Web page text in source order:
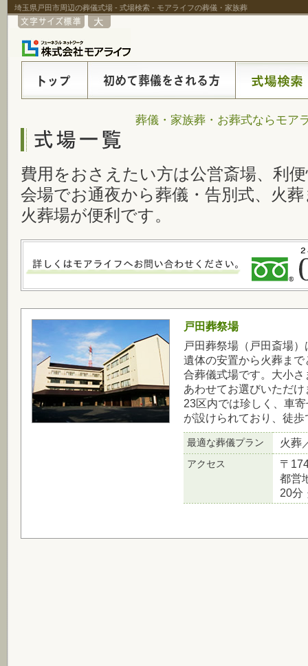
埼玉県戸田市周辺の葬儀式場 - 式場検索 - モアライフの葬儀・家族葬
葬儀・家族葬・お葬式ならモア
費用をおさえたい方は公営斎場、利
会場でお通夜から葬儀・告別式、火
火葬場が便利です。
戸田葬祭場
戸田葬祭場（戸田斎場
遺体の安置から火葬ま
合葬儀式場です。大小
あわせてお選びいただけ
23区内では珍しく、車
が設けられており、徒
最適な葬儀プラン 火葬
アクセス
〒
都営
20分